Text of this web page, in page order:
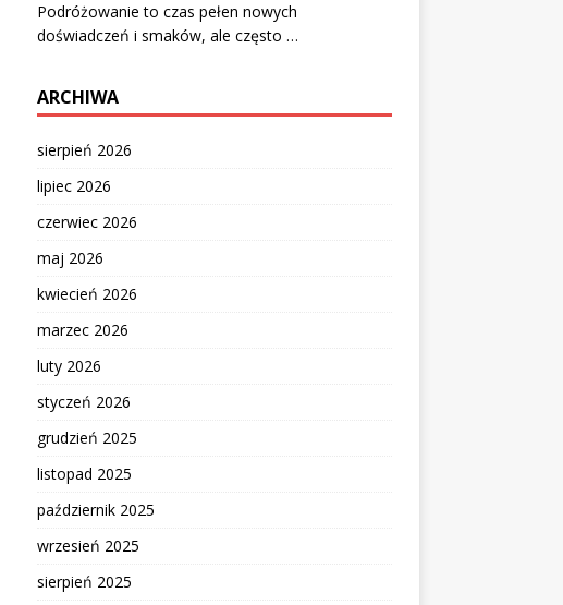
Podróżowanie to czas pełen nowych
doświadczeń i smaków, ale często …
ARCHIWA
sierpień 2026
lipiec 2026
czerwiec 2026
maj 2026
kwiecień 2026
marzec 2026
luty 2026
styczeń 2026
grudzień 2025
listopad 2025
październik 2025
wrzesień 2025
sierpień 2025